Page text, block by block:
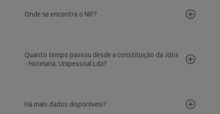
Onde se encontra o NIF?
Quanto tempo passou desde a constituição da Jdos
- Hotelaria, Unipessoal Lda?
Há mais dados disponíveis?